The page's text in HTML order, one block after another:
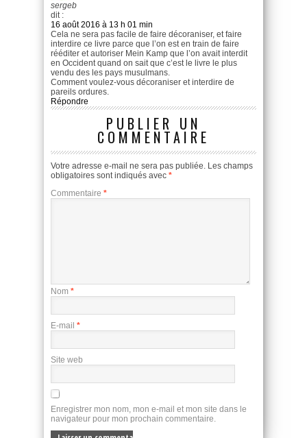
sergeb
dit :
16 août 2016 à 13 h 01 min
Cela ne sera pas facile de faire décoraniser, et faire
interdire ce livre parce que l’on est en train de faire
rééditer et autoriser Mein Kamp que l’on avait interdit
en Occident quand on sait que c’est le livre le plus
vendu des les pays musulmans.
Comment voulez-vous décoraniser et interdire de
pareils ordures.
Répondre
PUBLIER UN
COMMENTAIRE
Votre adresse e-mail ne sera pas publiée. Les champs
obligatoires sont indiqués avec *
Commentaire *
Nom *
E-mail *
Site web
Enregistrer mon nom, mon e-mail et mon site dans le
navigateur pour mon prochain commentaire.